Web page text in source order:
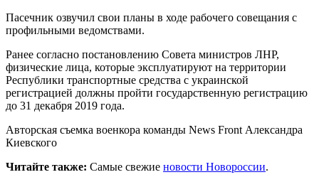
Пасечник озвучил свои планы в ходе рабочего совещания с
профильными ведомствами.
Ранее согласно постановлению Совета министров ЛНР,
физические лица, которые эксплуатируют на территории
Республики транспортные средства с украинской
регистрацией должны пройти государственную регистрацию
до 31 декабря 2019 года.
Авторская съемка военкора команды News Front Александра
Киевского
Читайте также: Самые свежие новости Новороссии.